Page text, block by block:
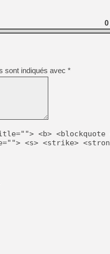
[GK] No More Room in
[GK] Un chatbot Atelier
[GK] Mémoire cash -
[GK] Nvidia : le prix des
[GK] Suikoden Star Leap
[Mo5] La mini borne
[GK] Atari renoue avec les
[GK] Le studio de FIFA
[GK] La PlayStation 1 en
[GK] Dawn of War 4 : les
[GK] CloverPit : l'héritier
[GK] Stellar Blade : Blood
[GK] Palworld Online est
[GK] Wuchang 2 : le
[GK] Test : Big Walk est
[GK] Starsand Island : la
[GK] Dan Houser (GTA)
0
sont indiqués avec *
<b> <blockquote
<s> <strike>